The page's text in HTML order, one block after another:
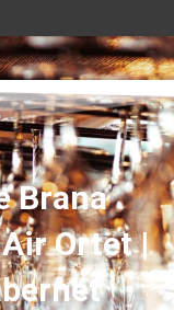
Brana
Ortet |